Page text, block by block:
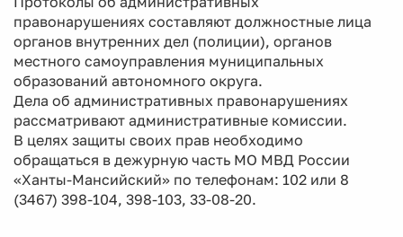
правонарушениях составляют должностные лица
органов внутренних дел (полиции), органов
местного самоуправления муниципальных
образований автономного округа.
Дела об административных правонарушениях
рассматривают административные комиссии.
В целях защиты своих прав необходимо
обращаться в дежурную часть МО МВД России
«Ханты-Мансийский» по телефонам: 102 или 8
(3467) 398-104, 398-103, 33-08-20.